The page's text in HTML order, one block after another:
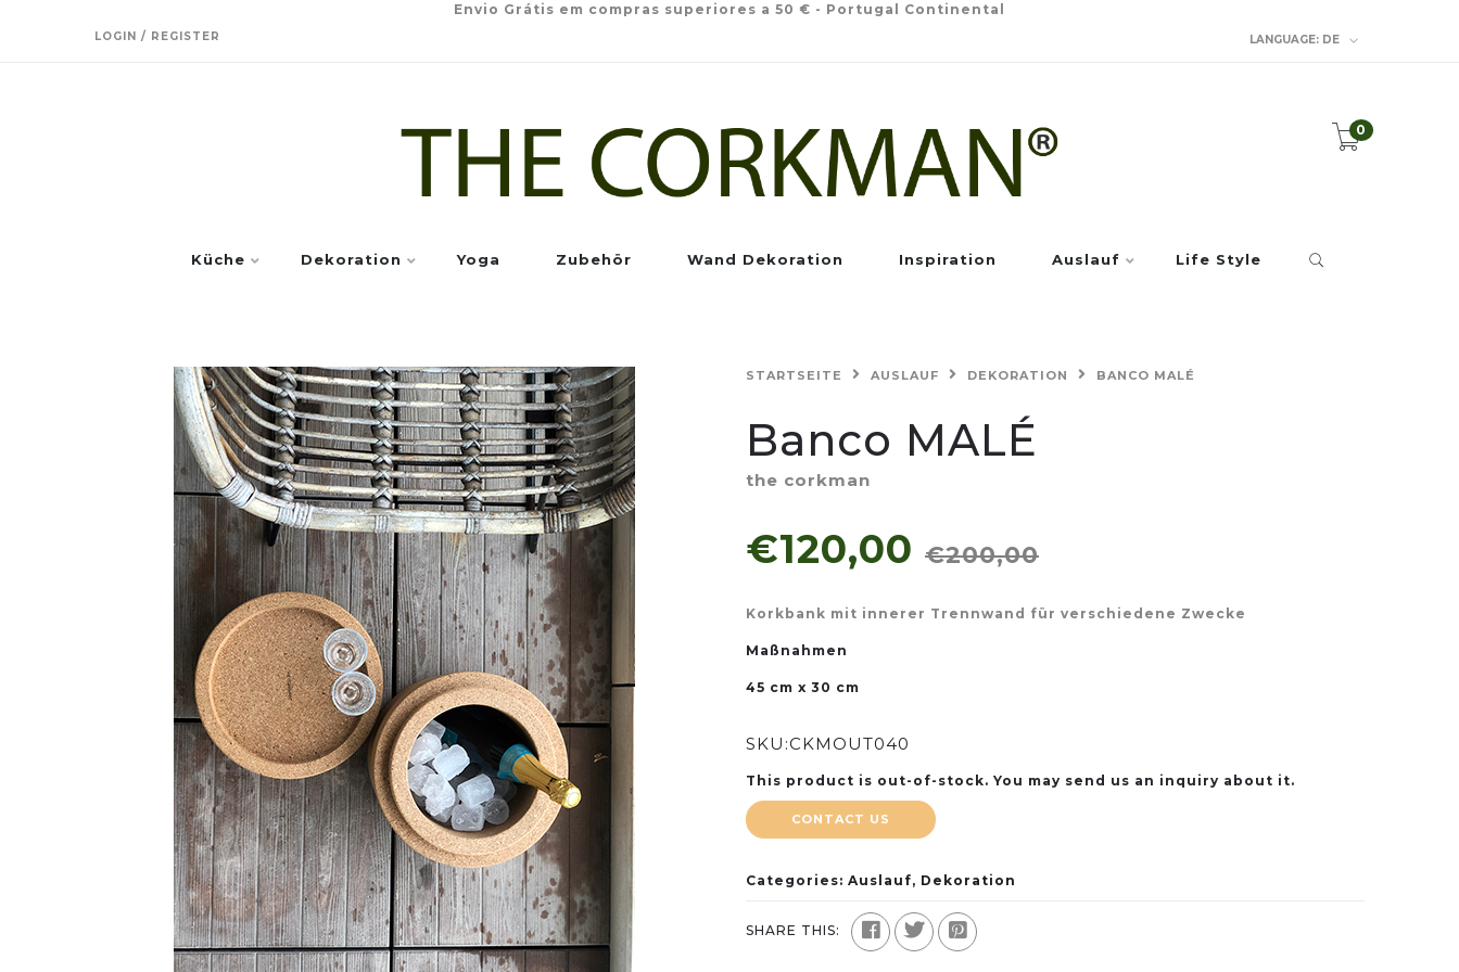
Envio Grátis em compras superiores a 50 € - Portugal Continental
LOGIN / REGISTER LANGUAGE: DE
0
Küche Dekoration Yoga Zubehör Wand Dekoration Inspiration Auslauf Life Style
STARTSEITE AUSLAUF DEKORATION BANCO MALÉ
Banco MALÉ
the corkman
€120,00 €200,00
Korkbank mit innerer Trennwand für verschiedene Zwecke
Maßnahmen
45 cm x 30 cm
SKU:CKMOUT040
This product is out-of-stock. You may send us an inquiry about it.
CONTACT US
Categories: Auslauf, Dekoration
SHARE THIS: